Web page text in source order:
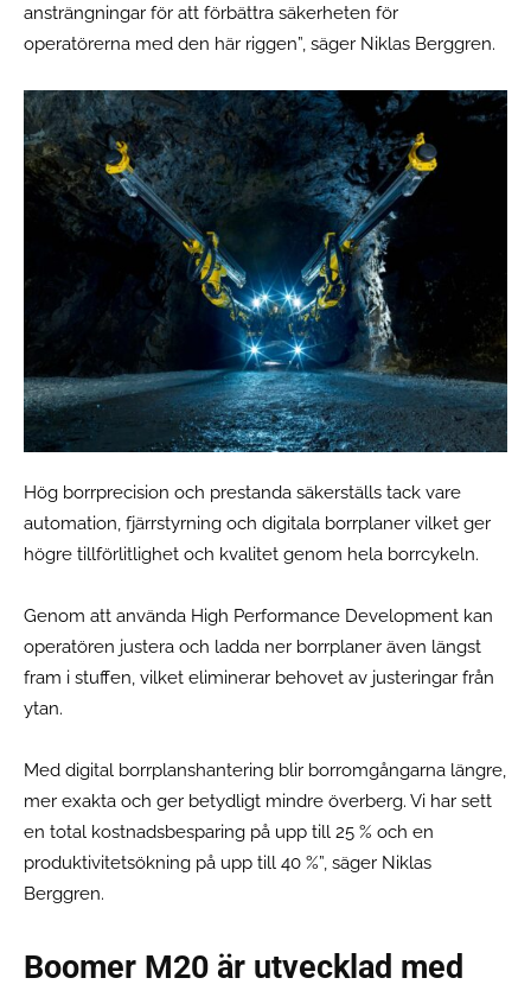
ansträngningar för att förbättra säkerheten för
operatörerna med den här riggen”, säger Niklas Berggren.
Hög borrprecision och prestanda säkerställs tack vare
automation, fjärrstyrning och digitala borrplaner vilket ger
högre tillförlitlighet och kvalitet genom hela borrcykeln.
Genom att använda High Performance Development kan
operatören justera och ladda ner borrplaner även längst
fram i stuffen, vilket eliminerar behovet av justeringar från
ytan.
Med digital borrplanshantering blir borromgångarna längre,
mer exakta och ger betydligt mindre överberg. Vi har sett
en total kostnadsbesparing på upp till 25 % och en
produktivitetsökning på upp till 40 %”, säger Niklas
Berggren.
Boomer M20 är utvecklad med